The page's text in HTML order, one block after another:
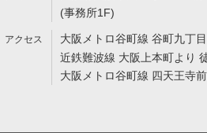
(事務所1F)
大阪メトロ谷町線 谷町九丁
近鉄難波線 大阪上本町より
大阪メトロ谷町線 四天王寺